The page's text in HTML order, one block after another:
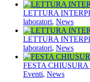
LETTURA
laboratori, News
LETTURA
laboratori, News
FESTA
Eventi, News